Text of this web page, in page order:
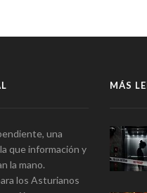
una
que información y
la mano.
los Asturianos
MÁS